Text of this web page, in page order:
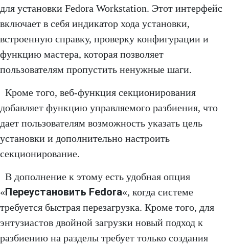
для установки Fedora Workstation. Этот интерфейс
включает в себя индикатор хода установки,
встроенную справку, проверку конфигурации и
функцию мастера, которая позволяет
пользователям пропустить ненужные шаги.
Кроме того, веб-функция секционирования
добавляет функцию управляемого разбиения, что
дает пользователям возможность указать цель
установки и дополнительно настроить
секционирование.
В дополнение к этому есть удобная опция
«Переустановить Fedora«, когда системе
требуется быстрая перезагрузка. Кроме того, для
энтузиастов двойной загрузки новый подход к
разбиению на разделы требует только создания